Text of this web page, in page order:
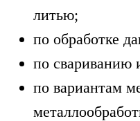
литью;
по обработке
по свариванию
по вариантам